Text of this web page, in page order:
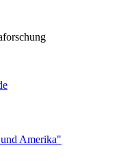
Amerika"